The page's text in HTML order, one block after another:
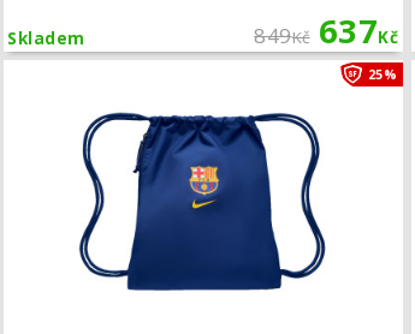
849Kč 637Kč
Skladem
25%